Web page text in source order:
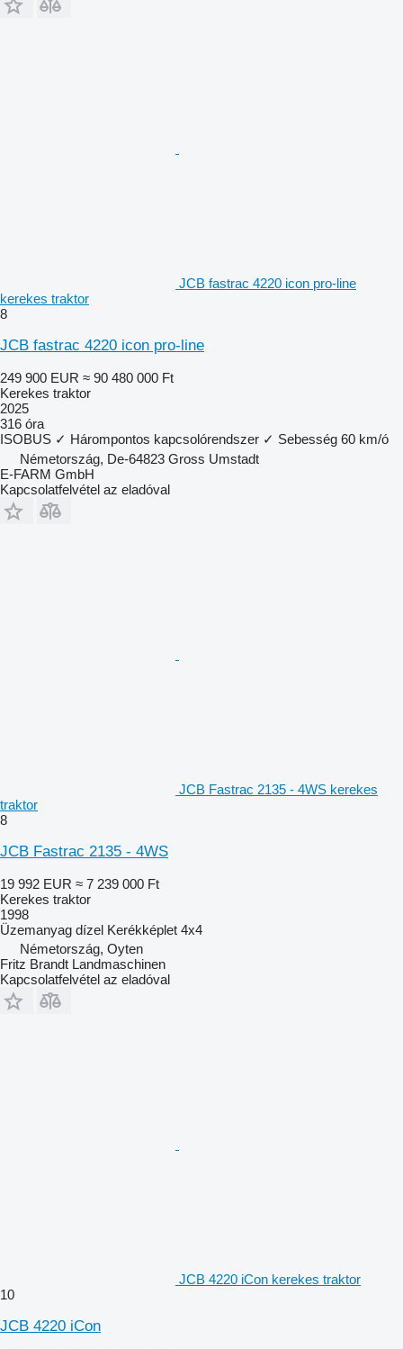
JCB fastrac 4220 icon pro-line
kerekes traktor
8
JCB fastrac 4220 icon pro-line
249 900 EUR ≈ 90 480 000 Ft
Kerekes traktor
2025
316 óra
ISOBUS ✓ Hárompontos kapcsolórendszer ✓ Sebesség 60 km/ó
Németország, De-64823 Gross Umstadt
E-FARM GmbH
Kapcsolatfelvétel az eladóval
JCB Fastrac 2135 - 4WS kerekes
traktor
8
JCB Fastrac 2135 - 4WS
19 992 EUR ≈ 7 239 000 Ft
Kerekes traktor
1998
Üzemanyag dízel Kerékképlet 4x4
Németország, Oyten
Fritz Brandt Landmaschinen
Kapcsolatfelvétel az eladóval
JCB 4220 iCon kerekes traktor
10
JCB 4220 iCon